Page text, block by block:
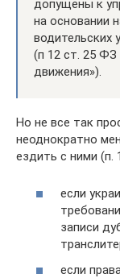
допущены к
на основании
водительских
(п 12 ст. 25
движения»).
Но не все так
неоднократно
ездить с ними (п.
если
записи
если